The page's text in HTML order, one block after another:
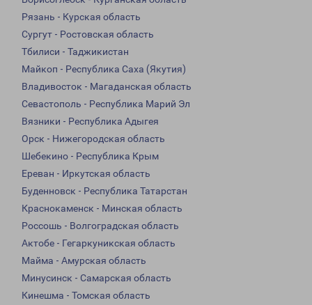
Рязань - Курская область
Сургут - Ростовская область
Тбилиси - Таджикистан
Майкоп - Республика Саха (Якутия)
Владивосток - Магаданская область
Севастополь - Республика Марий Эл
Вязники - Республика Адыгея
Орск - Нижегородская область
Шебекино - Республика Крым
Ереван - Иркутская область
Буденновск - Республика Татарстан
Краснокаменск - Минская область
Россошь - Волгоградская область
Актобе - Гегаркуникская область
Майма - Амурская область
Минусинск - Самарская область
Кинешма - Томская область